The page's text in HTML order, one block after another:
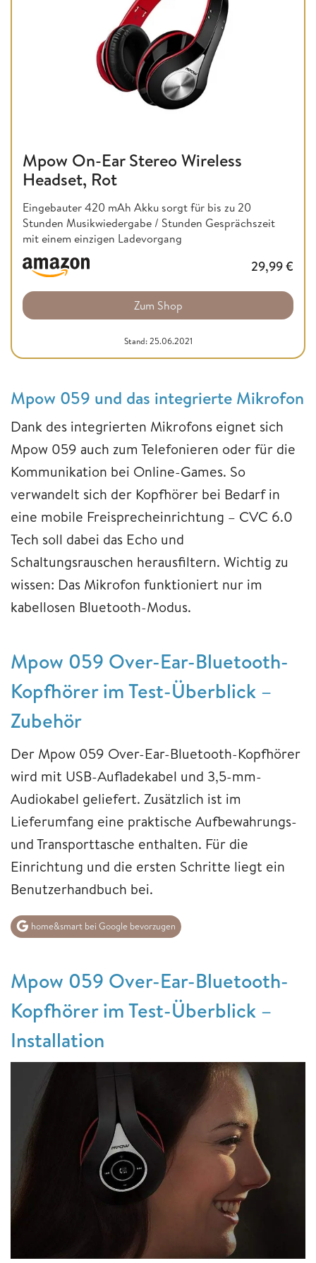
Mpow On-Ear Stereo Wireless
Headset, Rot
Eingebauter 420 mAh Akku sorgt für bis zu 20
Stunden Musikwiedergabe / Stunden Gesprächszeit
mit einem einzigen Ladevorgang
29,99€
Zum Shop
Stand: 25.06.2021
Mpow 059 und das integrierte Mikrofon
Dank des integrierten Mikrofons eignet sich
Mpow 059 auch zum Telefonieren oder für die
Kommunikation bei Online-Games. So
verwandelt sich der Kopfhörer bei Bedarf in
eine mobile Freisprecheinrichtung – CVC 6.0
Tech soll dabei das Echo und
Schaltungsrauschen herausfiltern. Wichtig zu
wissen: Das Mikrofon funktioniert nur im
kabellosen Bluetooth-Modus.
Mpow 059 Over-Ear-Bluetooth-
Kopfhörer im Test-Überblick –
Zubehör
Der Mpow 059 Over-Ear-Bluetooth-Kopfhörer
wird mit USB-Aufladekabel und 3,5-mm-
Audiokabel geliefert. Zusätzlich ist im
Lieferumfang eine praktische Aufbewahrungs-
und Transporttasche enthalten. Für die
Einrichtung und die ersten Schritte liegt ein
Benutzerhandbuch bei.
home&smart bei Google bevorzugen
Mpow 059 Over-Ear-Bluetooth-
Kopfhörer im Test-Überblick –
Installation